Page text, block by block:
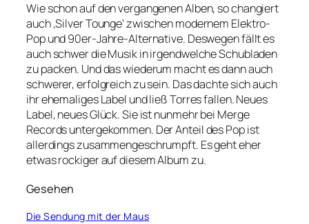
Wie schon auf den vergangenen Alben, so changiert
auch ‚Silver Tounge‘ zwischen modernem Elektro-
Pop und 90er-Jahre-Alternative. Deswegen fällt es
auch schwer die Musik in irgendwelche Schubladen
zu packen. Und das wiederum macht es dann auch
schwerer, erfolgreich zu sein. Das dachte sich auch
ihr ehemaliges Label und ließ Torres fallen. Neues
Label, neues Glück. Sie ist nunmehr bei Merge
Records untergekommen. Der Anteil des Pop ist
allerdings zusammengeschrumpft. Es geht eher
etwas rockiger auf diesem Album zu.
Gesehen
Die Sendung mit der Maus